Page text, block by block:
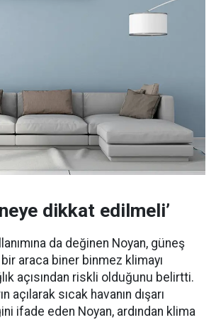
dikkat edilmeli’
da değinen Noyan, güneş
araca biner binmez klimayı
açısından riskli olduğunu belirtti.
açılarak sıcak havanın dışarı
ifade eden Noyan, ardından klima